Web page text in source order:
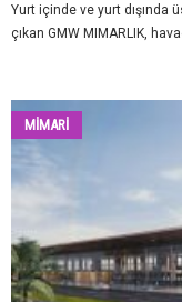
Yurt içinde ve yurt dışında
çıkan GMW MIMARLIK,
MİMARİ